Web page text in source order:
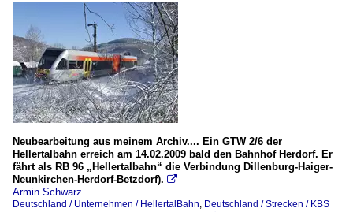
Neubearbeitung aus meinem Archiv.... Ein GTW 2/6 der
Hellertalbahn erreich am 14.02.2009 bald den Bahnhof Herdorf. Er
fährt als RB 96 „Hellertalbahn“ die Verbindung Dillenburg-Haiger-
Neunkirchen-Herdorf-Betzdorf). 
Armin Schwarz
Deutschland / Unternehmen / HellertalBahn, Deutschland / Strecken / KBS